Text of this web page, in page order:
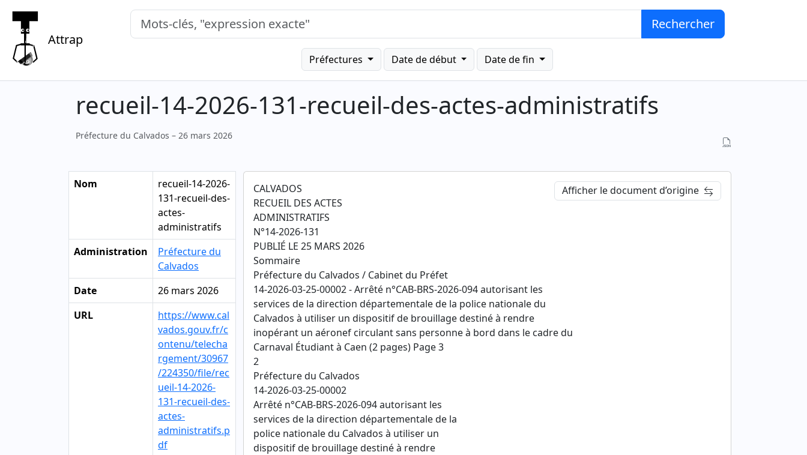
Attrap
Mots-clés, "expression exacte" Rechercher
Préfectures Date de début Date de fin
recueil-14-2026-131-recueil-des-actes-administratifs
Préfecture du Calvados – 26 mars 2026
Nom
recueil-14-2026-
131-recueil-des-
actes-
administratifs
Administration
Préfecture du
Calvados
Date
26 mars 2026
URL
https://www.cal
vados.gouv.fr/c
ontenu/telecha
rgement/30967
/224350/file/rec
ueil-14-2026-
131-recueil-des-
actes-
administratifs.p
df
Afficher le document d’origine
CALVADOS
RECUEIL DES ACTES
ADMINISTRATIFS
N°14-2026-131
PUBLIÉ LE 25 MARS 2026
Sommaire
Préfecture du Calvados / Cabinet du Préfet
14-2026-03-25-00002 - Arrêté n°CAB-BRS-2026-094 autorisant les
services de la direction départementale de la police nationale du
Calvados à utiliser un dispositif de brouillage destiné à rendre
inopérant un aéronef circulant sans personne à bord dans le cadre du
Carnaval Étudiant à Caen (2 pages) Page 3
2
Préfecture du Calvados
14-2026-03-25-00002
Arrêté n°CAB-BRS-2026-094 autorisant les
services de la direction départementale de la
police nationale du Calvados à utiliser un
dispositif de brouillage destiné à rendre